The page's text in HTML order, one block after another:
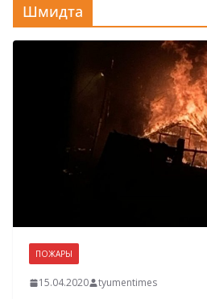
Шмидта
ПОЖАРЫ
15.04.2020 tyumentimes